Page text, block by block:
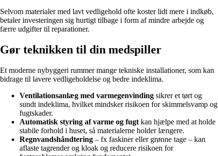
Selvom materialer med lavt vedligehold ofte koster lidt mere i indkøb,
betaler investeringen sig hurtigt tilbage i form af mindre arbejde og
færre udgifter til reparationer.
Gør teknikken til din medspiller
Et moderne nybyggeri rummer mange tekniske installationer, som kan
bidrage til lavere vedligeholdelse og bedre indeklima.
Ventilationsanlæg med varmegenvinding sikrer et tørt og
sundt indeklima, hvilket mindsker risikoen for skimmelsvamp og
fugtskader.
Automatisk styring af varme og fugt kan hjælpe med at holde
stabile forhold i huset, så materialerne holder længere.
Regnvandshåndtering – fx faskiner eller grønne tage – kan
aflaste tagrender og kloak og reducere risikoen for